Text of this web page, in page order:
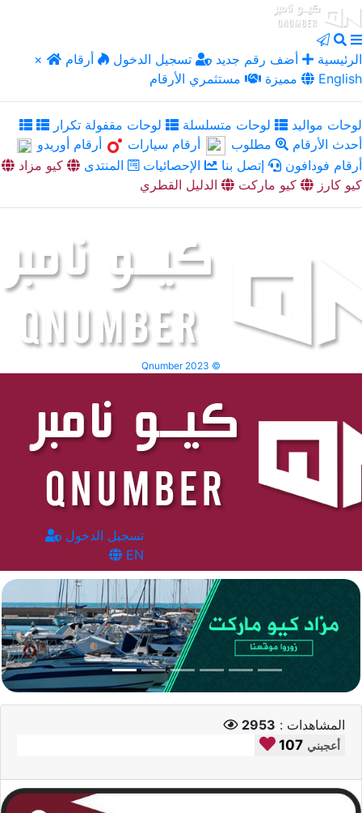
× الرئيسية أضف رقم جديد تسجيل الدخول
أرقام
مميزة
مستثمري الأرقام English
لوحات مواليد لوحات متسلسلة
لوحات مقفولة تكرار
أحدث الأرقام
مطلوب أرقام سيارات
أرقام أوريدو
أرقام فودافون
إتصل بنا الإحصائيات المنتدى
كيو مزاد
كيو كارز
كيو ماركت الدليل القطري
Qnumber 2023 ©
تسجيل الدخول
EN
المشاهدات : 2953
107 أعجبني